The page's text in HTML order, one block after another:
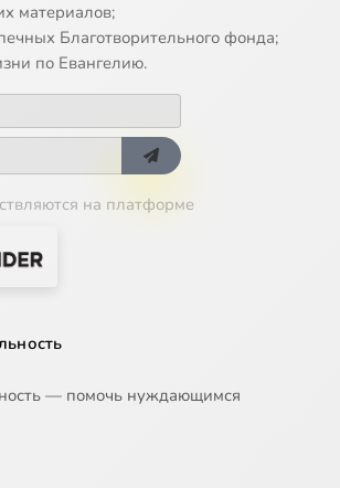
материалов;
Благотворительного фонда;
по Евангелию.
на платформе
— помочь нуждающимся